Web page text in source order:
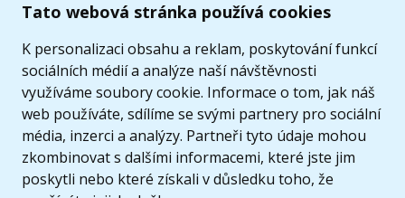
Tato webová stránka používá cookies
K personalizaci obsahu a reklam, poskytování funkcí
sociálních médií a analýze naší návštěvnosti
využíváme soubory cookie. Informace o tom, jak náš
web používáte, sdílíme se svými partnery pro sociální
média, inzerci a analýzy. Partneři tyto údaje mohou
zkombinovat s dalšími informacemi, které jste jim
poskytli nebo které získali v důsledku toho, že